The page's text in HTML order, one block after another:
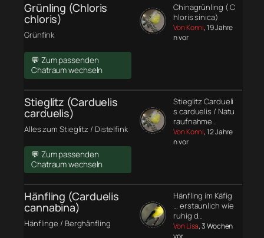
Grünling (Chloris
chloris)
Grünfink
💬 Zum passenden
Chatraum wechseln
Chinagrünling ( C
hloris sinica)
Von Konni, 19 Jahre
n vor
Stieglitz (Carduelis
carduelis)
Alles zum Stieglitz / Distelfink
💬 Zum passenden
Chatraum wechseln
Stieglitz Cardueli
s carduelis / Natu
raufnahme…
Von Konni, 12 Jahre
n vor
Hänfling (Carduelis
cannabina)
Hänflinge / Berghänfling
Hänfling im Käfig
… erstaunlich wie
ruhig d…
Von Lisa, 3 Wochen